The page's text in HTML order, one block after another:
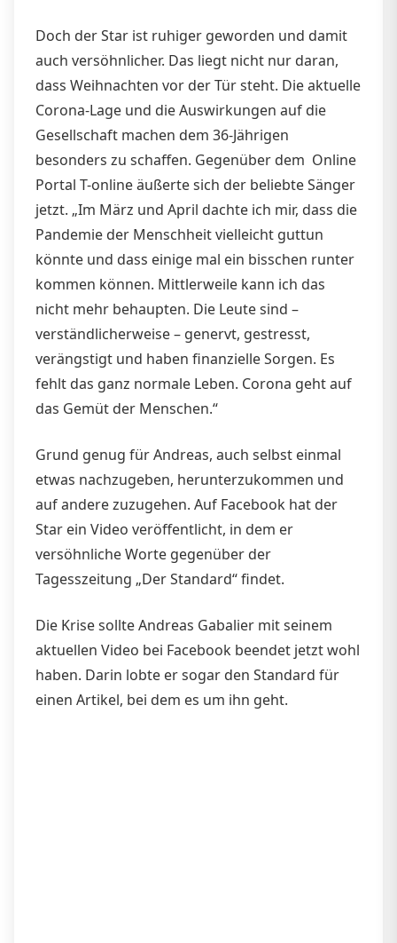
Doch der Star ist ruhiger geworden und damit
auch versöhnlicher. Das liegt nicht nur daran,
dass Weihnachten vor der Tür steht. Die aktuelle
Corona-Lage und die Auswirkungen auf die
Gesellschaft machen dem 36-Jährigen
besonders zu schaffen. Gegenüber dem Online
Portal T-online äußerte sich der beliebte Sänger
jetzt. „Im März und April dachte ich mir, dass die
Pandemie der Menschheit vielleicht guttun
könnte und dass einige mal ein bisschen runter
kommen können. Mittlerweile kann ich das
nicht mehr behaupten. Die Leute sind –
verständlicherweise – genervt, gestresst,
verängstigt und haben finanzielle Sorgen. Es
fehlt das ganz normale Leben. Corona geht auf
das Gemüt der Menschen.“
Grund genug für Andreas, auch selbst einmal
etwas nachzugeben, herunterzukommen und
auf andere zuzugehen. Auf Facebook hat der
Star ein Video veröffentlicht, in dem er
versöhnliche Worte gegenüber der
Tagesszeitung „Der Standard“ findet.
Die Krise sollte Andreas Gabalier mit seinem
aktuellen Video bei Facebook beendet jetzt wohl
haben. Darin lobte er sogar den Standard für
einen Artikel, bei dem es um ihn geht.